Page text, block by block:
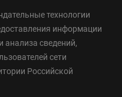
технологии
информации
анализа сведений,
сети
Российской